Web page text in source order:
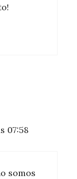
07:58
somos